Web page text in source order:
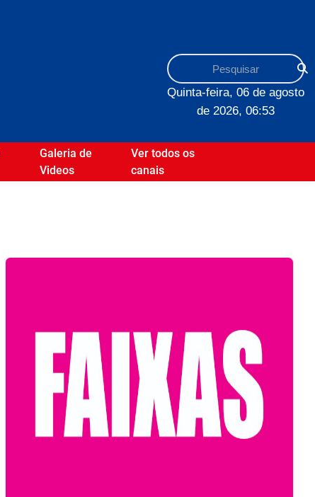
Quinta-feira, 06 de agosto
de 2026, 06:53
Galeria de
Videos
Ver todos os
canais